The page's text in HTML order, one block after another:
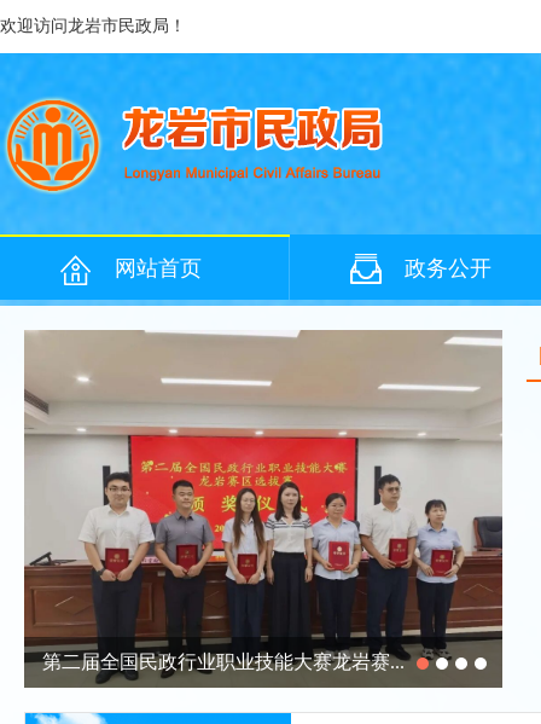
欢迎访问龙岩市民政局！
网站首页 政务公开
第二届全国民政行业职业技能大赛龙岩赛...
新罗区民政局机关党委开展“树立和践行...
龙岩市民政局开展庆祝中国共产党成立105...
福建省马年“福”文化形象IP及主题海报...